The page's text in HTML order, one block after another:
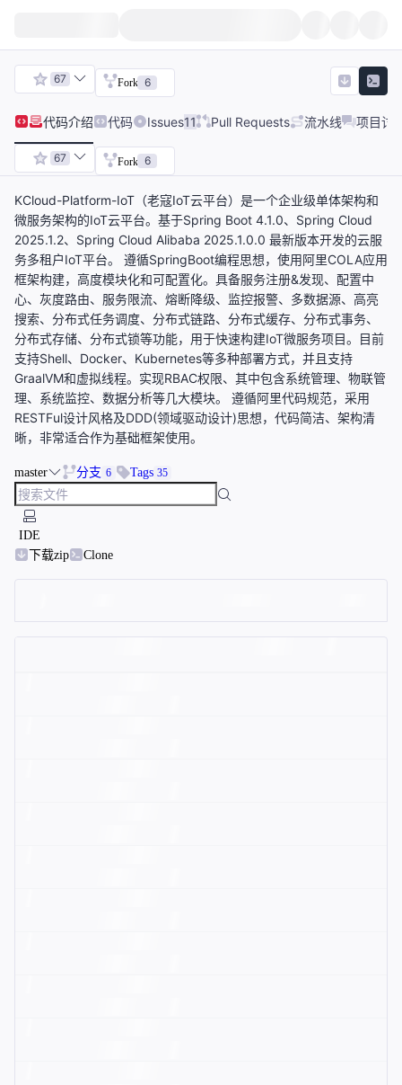
67 Fork 6
代码介绍 代码 Issues11 Pull Requests 流水线 项目讨
67 Fork 6
KCloud-Platform-IoT（老寇IoT云平台）是一个企业级单体架构和
微服务架构的IoT云平台。基于Spring Boot 4.1.0、Spring Cloud
2025.1.2、Spring Cloud Alibaba 2025.1.0.0 最新版本开发的云服
务多租户IoT平台。 遵循SpringBoot编程思想，使用阿里COLA应用
框架构建，高度模块化和可配置化。具备服务注册&发现、配置中
心、灰度路由、服务限流、熔断降级、监控报警、多数据源、高亮
搜索、分布式任务调度、分布式链路、分布式缓存、分布式事务、
分布式存储、分布式锁等功能，用于快速构建IoT微服务项目。目前
支持Shell、Docker、Kubernetes等多种部署方式，并且支持
GraalVM和虚拟线程。实现RBAC权限、其中包含系统管理、物联管
理、系统监控、数据分析等几大模块。 遵循阿里代码规范，采用
RESTFul设计风格及DDD(领域驱动设计)思想，代码简洁、架构清
晰，非常适合作为基础框架使用。
master 分支 6 Tags 35
IDE
下载zip
Clone